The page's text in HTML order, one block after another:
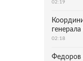
02:19
02:18
Федоров